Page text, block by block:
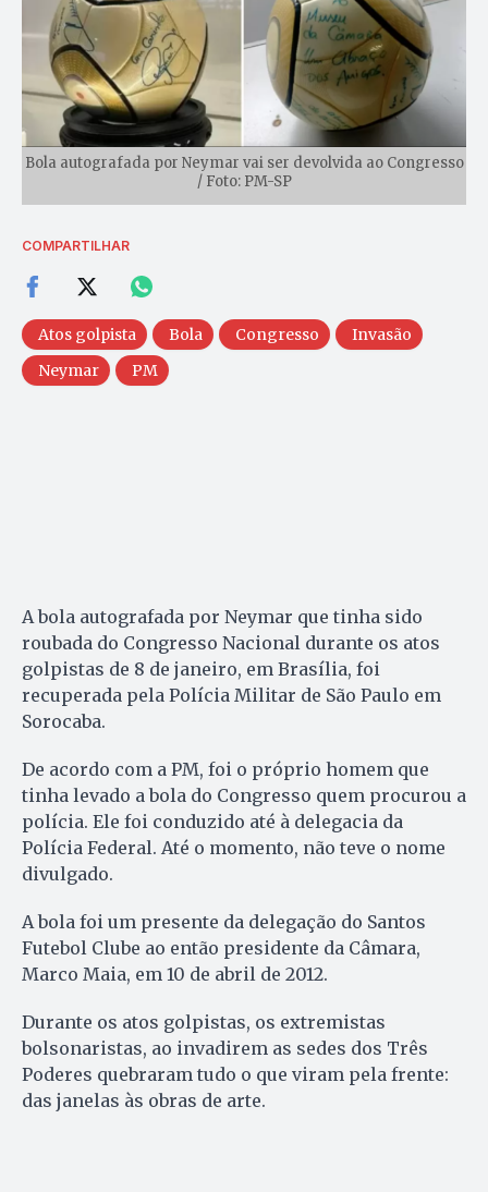
Bola autografada por Neymar vai ser devolvida ao Congresso
/ Foto: PM-SP
COMPARTILHAR
Atos golpista Bola Congresso
Invasão
Neymar
PM
A bola autografada por Neymar que tinha sido
roubada do Congresso Nacional durante os atos
golpistas de 8 de janeiro, em Brasília, foi
recuperada pela Polícia Militar de São Paulo em
Sorocaba.
De acordo com a PM, foi o próprio homem que
tinha levado a bola do Congresso quem procurou a
polícia. Ele foi conduzido até à delegacia da
Polícia Federal. Até o momento, não teve o nome
divulgado.
A bola foi um presente da delegação do Santos
Futebol Clube ao então presidente da Câmara,
Marco Maia, em 10 de abril de 2012.
Durante os atos golpistas, os extremistas
bolsonaristas, ao invadirem as sedes dos Três
Poderes quebraram tudo o que viram pela frente:
das janelas às obras de arte.